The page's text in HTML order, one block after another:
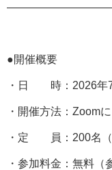
●開催概要
・日 時：2026年7
・開催方法：Zoom
・定 員：200名（
・参加料金：無料（